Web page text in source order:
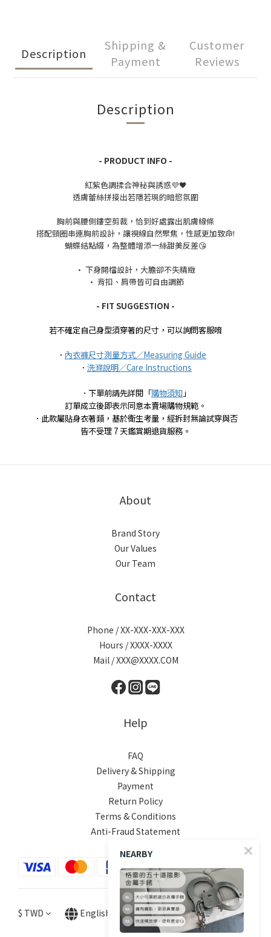
Description
Shipping &
Payment
Customer
Reviews
Description
- PRODUCT INFO -
紅紫色調揉合神秘與誘惑💜🖤
透膚蕾絲拼接出若隱若現的暗慾氛圍
胸前與腰側鏤空剪裁，恰到好處露出肌膚線條
搭配頸圈串連胸前設計，讓視線自然聚焦，性感更加致命!
蝴蝶結點綴，為整體增添一絲甜美反差😘
• 下身開檔設計，大膽卻不失精緻
• 背扣、肩帶皆可自由調節
- FIT SUGGESTION -
若不確定自己身型須穿著的尺寸，可以詢問客服唷
． 內衣褲尺寸測量方式／Measuring Guide
． 洗滌說明／Care Instructions
．下單前請先詳閱「購物須知 」
訂單成立後即表示同意本賣場購物規範。
．此款屬貼身衣著類，基於衛生考量，經拆封無論試穿與否
皆不受理 7 天鑑賞期退貨服務。
About
Brand Story
Our Values
Our Team
Contact
Phone / XX-XXX-XXX-XXX
Hours / XXXX-XXXX
Mail / XXX@XXXX.COM
Help
FAQ
Delivery & Shipping
Payment
Return Policy
Terms & Conditions
Anti-Fraud Statement
$ TWD English
NEARBY